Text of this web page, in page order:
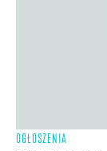
OGŁOSZENIA